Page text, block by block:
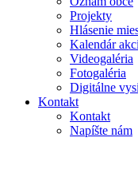
Projekty
Hlásenie
Kalendár
Videogaléria
Fotogaléria
Digitálne
Kontakt
Kontakt
Napíšte nám